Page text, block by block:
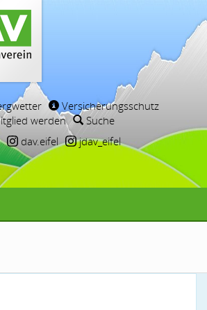
Versicherungsschutz
werden
Suche
dav.eifel jdav_eifel